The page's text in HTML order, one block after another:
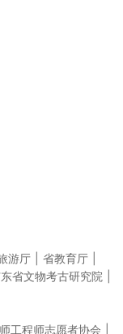
游厅
省教育厅
省文物考古研究院
工程师志愿者协会